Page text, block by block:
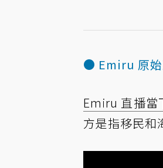
● Emiru 原
Emiru 直播當
方是指移民和